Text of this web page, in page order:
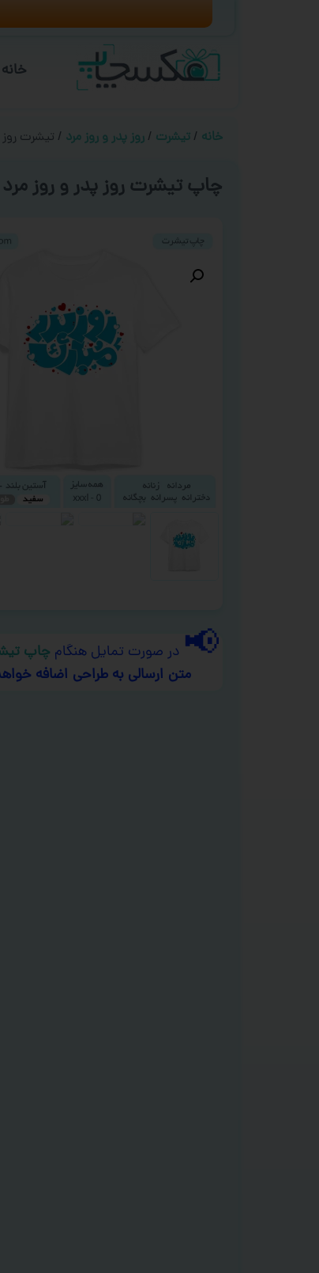
خانه
خانه / تیشرت / روز پدر و روز مرد / تیشرت روز
چاپ تیشرت روز پدر و روز مرد
📢 در صورت تمایل هنگام چاپ
متن ارسالی به طراحی اضافه